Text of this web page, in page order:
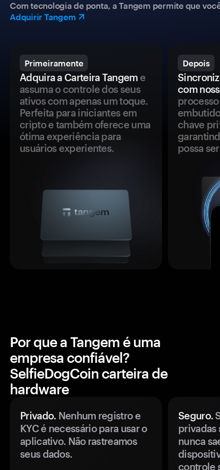
Com tecnologia de ponta, a Tangem permite que
Adquirir Tangem
Primeiramente
Adquira a Carteira Tangem e
assuma o controle dos seus
ativos com apenas um toque.
Perfeita para iniciantes em
cripto e também oferece uma
ótima experiência para
usuários experientes.
Depois
com
chave
possa
Por que a Tangem é uma
empresa confiável?
SelfieDogCoin carteira de
hardware
Privado. Nenhum registro e
KYC é necessário para usar o
aplicativo. Não rastreamos
seus dados.
Seguro.
privadas
nunca
controle